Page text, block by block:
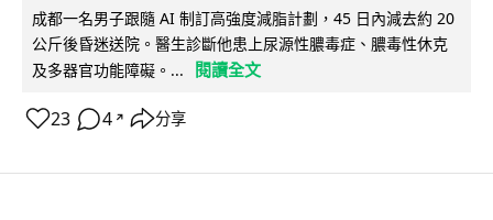
成都一名男子跟隨 AI 制訂高強度減脂計劃，45 日內減去約 20
公斤後昏迷送院。醫生診斷他患上尿源性膿毒症、膿毒性休克
及多器官功能障礙。...
閱讀全文
23 4 ↗ 分享